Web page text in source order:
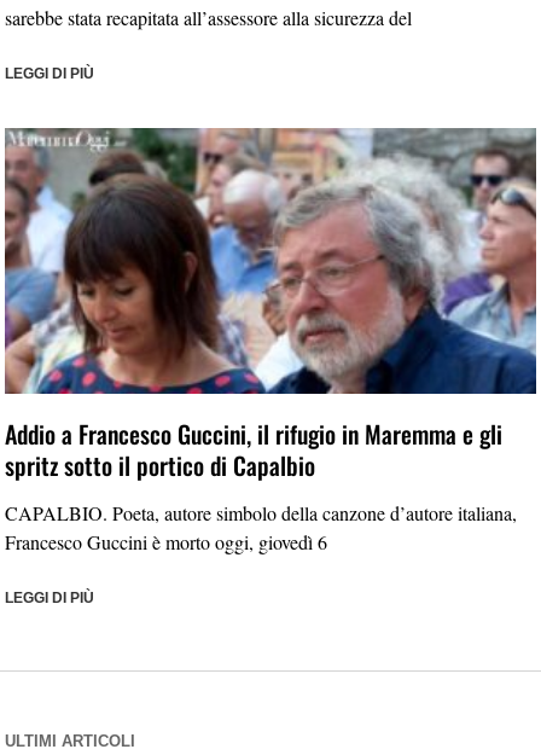
sarebbe stata recapitata all’assessore alla sicurezza del
LEGGI DI PIÙ
Addio a Francesco Guccini, il rifugio in Maremma e gli
spritz sotto il portico di Capalbio
CAPALBIO. Poeta, autore simbolo della canzone d’autore italiana,
Francesco Guccini è morto oggi, giovedì 6
LEGGI DI PIÙ
ULTIMI ARTICOLI